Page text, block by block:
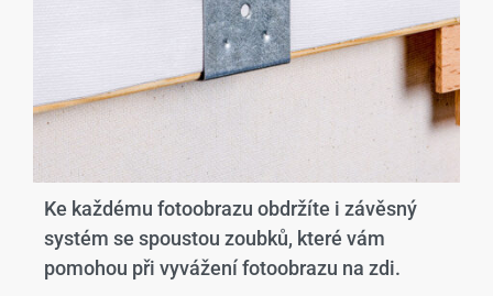
Ke každému fotoobrazu obdržíte i závěsný
systém se spoustou zoubků, které vám
pomohou při vyvážení fotoobrazu na zdi.